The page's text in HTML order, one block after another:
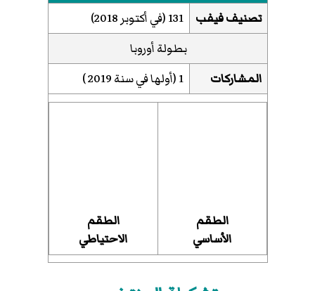
تصنيف فيفب
131 (في أكتوبر 2018)
بطولة أوروبا
المشاركات
1 (أولها في سنة 2019
)
الطقم
الأساسي
الطقم
الاحتياطي